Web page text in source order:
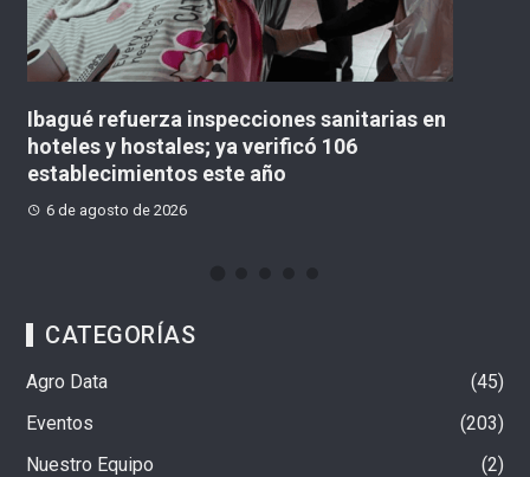
«No existe un contrato para la obra definitiva»:
concejal lanzó advertencia sobre el
Multicampus
6 de agosto de 2026
CATEGORÍAS
Agro Data
45
Eventos
203
Nuestro Equipo
2